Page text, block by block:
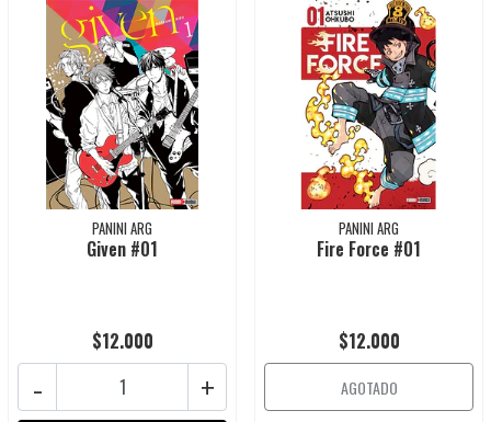
PANINI ARG
Given #01
$12.000
+
-
PANINI ARG
Fire Force #01
$12.000
AGOTADO